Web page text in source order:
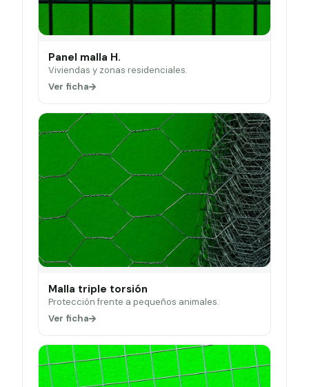
Panel malla H.
Viviendas y zonas residenciales.
Ver ficha
Malla triple torsión
Protección frente a pequeños animales.
Ver ficha